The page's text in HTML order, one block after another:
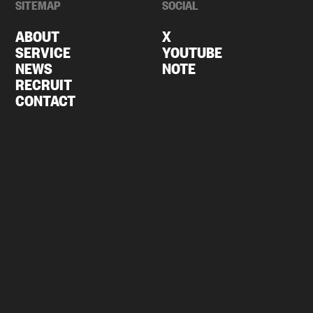
SITEMAP
ABOUT
SERVICE
NEWS
RECRUIT
CONTACT
SOCIAL
X
YOUTUBE
NOTE